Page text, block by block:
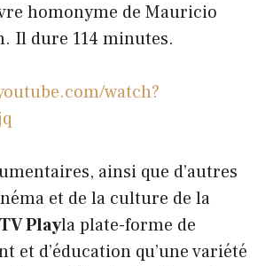
homonyme de Mauricio
Il dure 114 minutes.
watch?
ainsi que d’autres
et de la culture de la
Playla plate-forme de
et d’éducation qu’une variété